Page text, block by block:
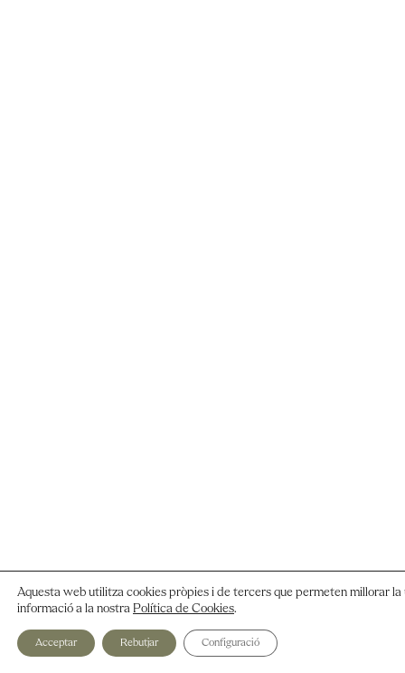
Aquesta web utilitza cookies pròpies i de tercers que permeten millorar
informació a la nostra Política de Cookies.
Acceptar Rebutjar Configuració